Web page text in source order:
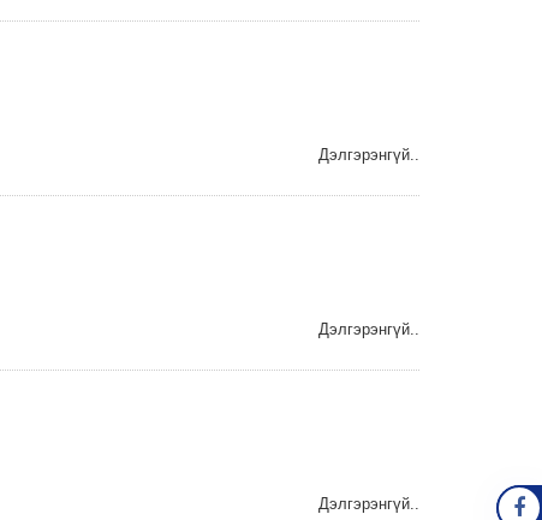
Дэлгэрэнгүй..
Дэлгэрэнгүй..
Дэлгэрэнгүй..